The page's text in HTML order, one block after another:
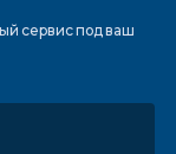
сервис под ваш